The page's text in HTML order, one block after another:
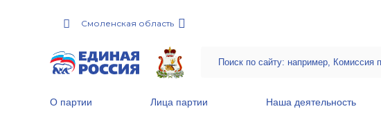
Смоленская область
О партии Лица партии Наша деятельность